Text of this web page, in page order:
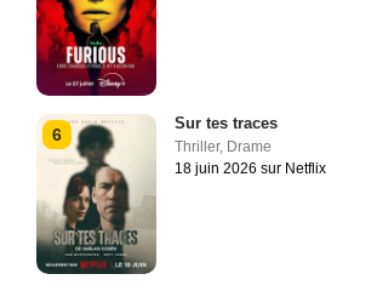
6
Sur tes traces
Thriller, Drame
18 juin 2026 sur Netflix